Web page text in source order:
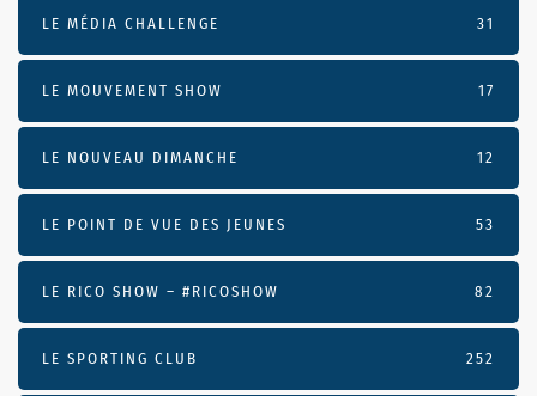
LE MÉDIA CHALLENGE 31
LE MOUVEMENT SHOW 17
LE NOUVEAU DIMANCHE 12
LE POINT DE VUE DES JEUNES 53
LE RICO SHOW – #RICOSHOW 82
LE SPORTING CLUB 252